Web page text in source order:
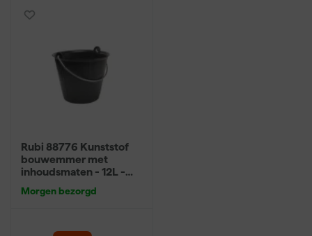
Rubi 88776 Kunststof
bouwemmer met
inhoudsmaten - 12L -
Morgen bezorgd